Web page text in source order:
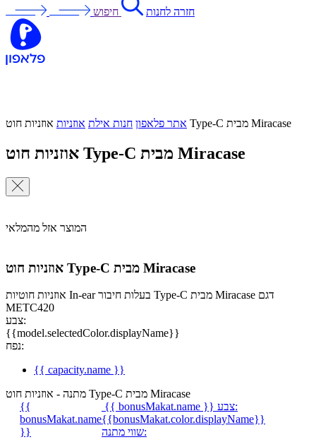
חזרה לחנות חיפוש
אתר פלאפון חנות אילת אוזניות אוזניות חוט Type-C מבית Miracase
אוזניות חוט Type-C מבית Miracase
המוצר אזל מהמלאי
אוזניות חוט Type-C מבית Miracase
אוזניות חוטיות In-ear בעלות חיבור Type-C מבית Miracase דגם
METC420
צבע:
{{model.selectedColor.displayName}}
נפח:
{{ capacity.name }}
מתנה - אוזניות חוט Type-C מבית Miracase
{{
bonusMakat.name
}}
{{ bonusMakat.name }}
צבע:
{{bonusMakat.color.displayName}}
שווי מתנה: